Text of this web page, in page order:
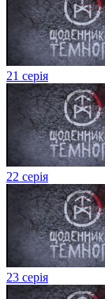
21 серія
22 серія
23 серія